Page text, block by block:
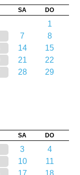
SA DO
1
7
8
14
15
21
22
28
29
SA DO
3
4
10
11
17
18